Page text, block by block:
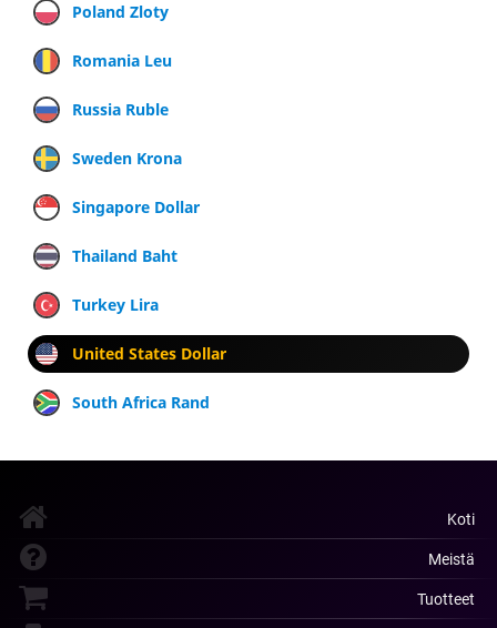
Poland Zloty
Romania Leu
Russia Ruble
Sweden Krona
Singapore Dollar
Thailand Baht
Turkey Lira
United States Dollar
South Africa Rand
Koti
Meistä
Tuotteet